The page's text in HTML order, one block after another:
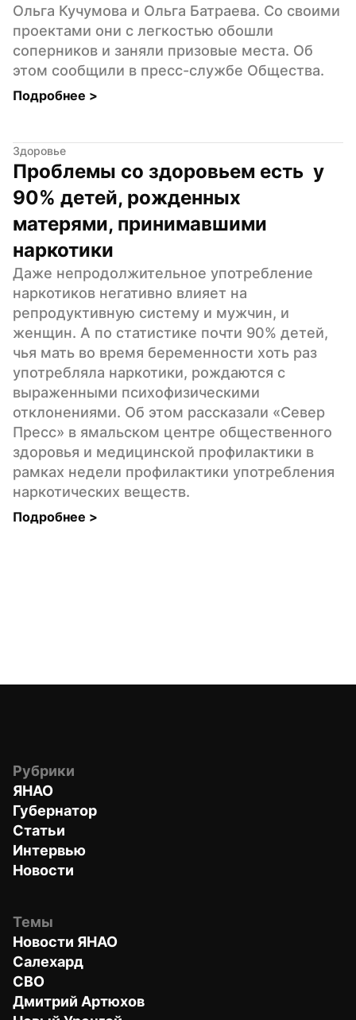
Ольга Кучумова и Ольга Батраева. Со своими
проектами они с легкостью обошли
соперников и заняли призовые места. Об
этом сообщили в пресс-службе Общества.
Подробнее >
Здоровье
Проблемы со здоровьем есть  у
90% детей, рожденных
матерями, принимавшими
наркотики
Даже непродолжительное употребление
наркотиков негативно влияет на
репродуктивную систему и мужчин, и
женщин. А по статистике почти 90% детей,
чья мать во время беременности хоть раз
употребляла наркотики, рождаются с
выраженными психофизическими
отклонениями. Об этом рассказали «Север
Пресс» в ямальском центре общественного
здоровья и медицинской профилактики в
рамках недели профилактики употребления
наркотических веществ.
Подробнее >
Рубрики
ЯНАО
Губернатор
Статьи
Интервью
Новости
Темы
Новости ЯНАО
Салехард
СВО
Дмитрий Артюхов